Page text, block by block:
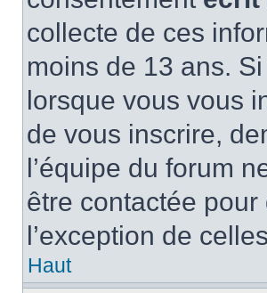
collecte de ces
moins de 13 ans.
lorsque vous vous
de vous inscrire,
l’équipe du forum
être contactée
l’exception de
Haut